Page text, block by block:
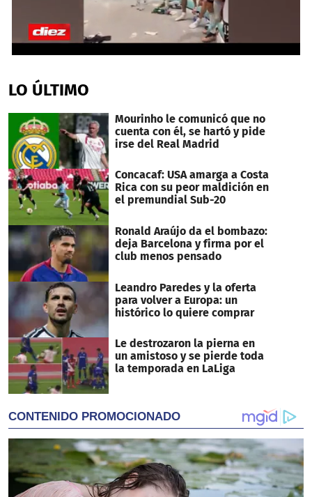
of
44
LO ÚLTIMO
Mourinho le comunicó que no
cuenta con él, se hartó y pide
irse del Real Madrid
Concacaf: USA amarga a Costa
Rica con su peor maldición en
el premundial Sub-20
Ronald Araújo da el bombazo:
deja Barcelona y firma por el
club menos pensado
Leandro Paredes y la oferta
para volver a Europa: un
histórico lo quiere comprar
Le destrozaron la pierna en
un amistoso y se pierde toda
la temporada en LaLiga